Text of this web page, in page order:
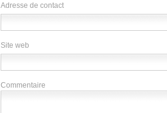
Adresse de contact
Site web
Commentaire